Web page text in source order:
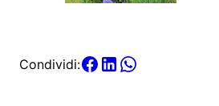
Condividi: